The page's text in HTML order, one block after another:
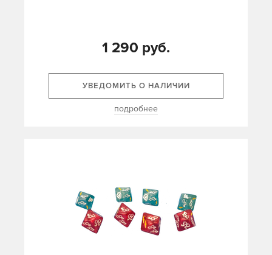
1 290 руб.
УВЕДОМИТЬ О НАЛИЧИИ
подробнее